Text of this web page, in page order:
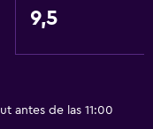
9,5
antes de las 11:00